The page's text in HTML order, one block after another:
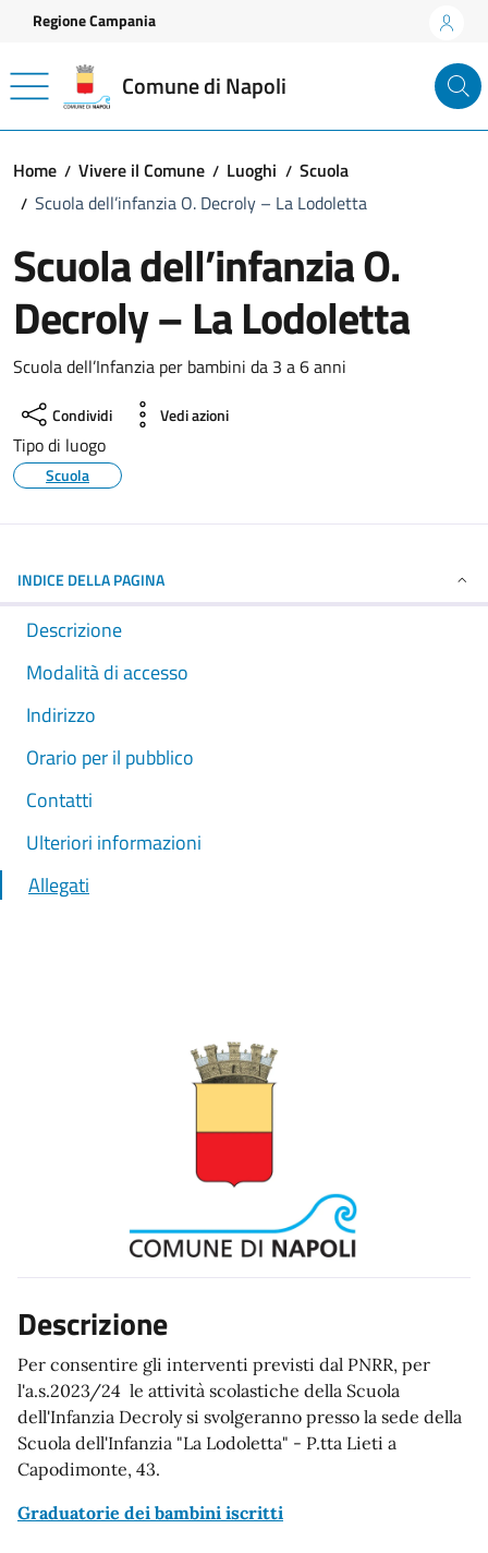
Vai ai contenuti
Vai al footer
Regione Campania
Comune di Napoli
Home Vivere il Comune Luoghi
Scuola
Scuola dell’infanzia O. Decroly – La Lodoletta
Scuola dell’infanzia O.
Decroly – La Lodoletta
Scuola dell’Infanzia per bambini da 3 a 6 anni
Condividi Vedi azioni
Tipo di luogo
Scuola
INDICE DELLA PAGINA
Descrizione
Modalità di accesso
Indirizzo
Orario per il pubblico
Contatti
Ulteriori informazioni
Allegati
Descrizione
Per consentire gli interventi previsti dal PNRR, per
l'a.s.2023/24 le attività scolastiche della Scuola
dell'Infanzia Decroly si svolgeranno presso la sede della
Scuola dell'Infanzia "La Lodoletta" - P.tta Lieti a
Capodimonte, 43.
Graduatorie dei bambini iscritti